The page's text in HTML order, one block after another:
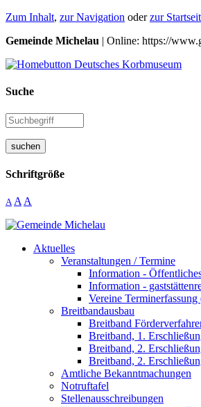
Zum Inhalt, zur Navigation oderzur
Gemeinde Michelau | Online: https://
Suche
suchen
Schriftgröße
A A A
Aktuelles
Veranstaltungen / Termine
Information -
Information -
Vereine
Breitbandausbau
Breitband
Breitband, 1.
Breitband, 2.
Breitband, 2.
Amtliche Bekanntmachungen
Notruftafel
Stellenausschreibungen